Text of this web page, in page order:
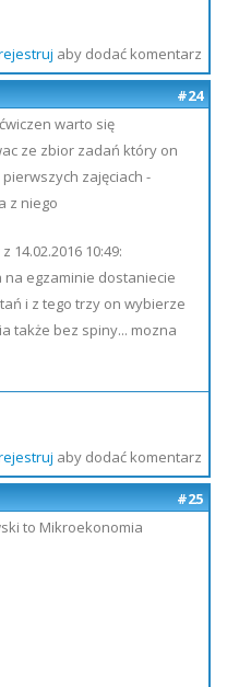
aby dodać komentarz
#24
warto się
ze zbior zadań który on
zajęciach -
z niego
14.02.2016 10:49:
na egzaminie dostaniecie
i z tego trzy on wybierze
także bez spiny... mozna
aby dodać komentarz
#25
to Mikroekonomia